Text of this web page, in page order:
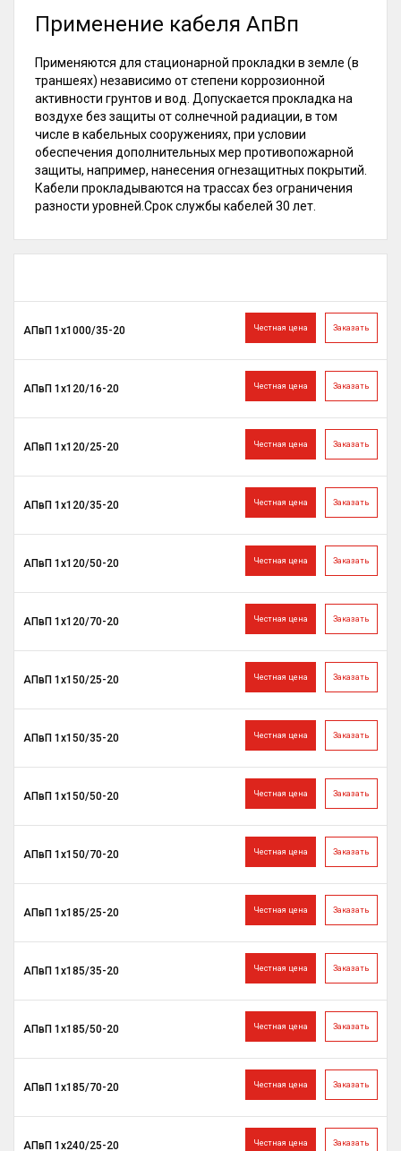
Применение кабеля АпВп
Применяются для стационарной прокладки в земле (в
траншеях) независимо от степени коррозионной
активности грунтов и вод. Допускается прокладка на
воздухе без защиты от солнечной радиации, в том
числе в кабельных сооружениях, при условии
обеспечения дополнительных мер противопожарной
защиты, например, нанесения огнезащитных покрытий.
Кабели прокладываются на трассах без ограничения
разности уровней.Срок службы кабелей 30 лет.
Заказать
Честная цена
АПвП 1х1000/35-20
Заказать
Честная цена
АПвП 1х120/16-20
Заказать
Честная цена
АПвП 1х120/25-20
Заказать
Честная цена
АПвП 1х120/35-20
Заказать
Честная цена
АПвП 1х120/50-20
Заказать
Честная цена
АПвП 1х120/70-20
Заказать
Честная цена
АПвП 1х150/25-20
Заказать
Честная цена
АПвП 1х150/35-20
Заказать
Честная цена
АПвП 1х150/50-20
Заказать
Честная цена
АПвП 1х150/70-20
Заказать
Честная цена
АПвП 1х185/25-20
Заказать
Честная цена
АПвП 1х185/35-20
Заказать
Честная цена
АПвП 1х185/50-20
Заказать
Честная цена
АПвП 1х185/70-20
Заказать
Честная цена
АПвП 1х240/25-20